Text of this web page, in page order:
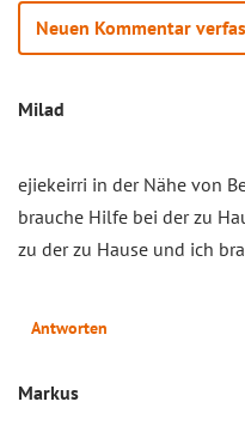
Neuen Kommentar
Milad
ejiekeirri in der Nähe von
brauche Hilfe bei der zu
zu der zu Hause und ich
Antworten
Markus